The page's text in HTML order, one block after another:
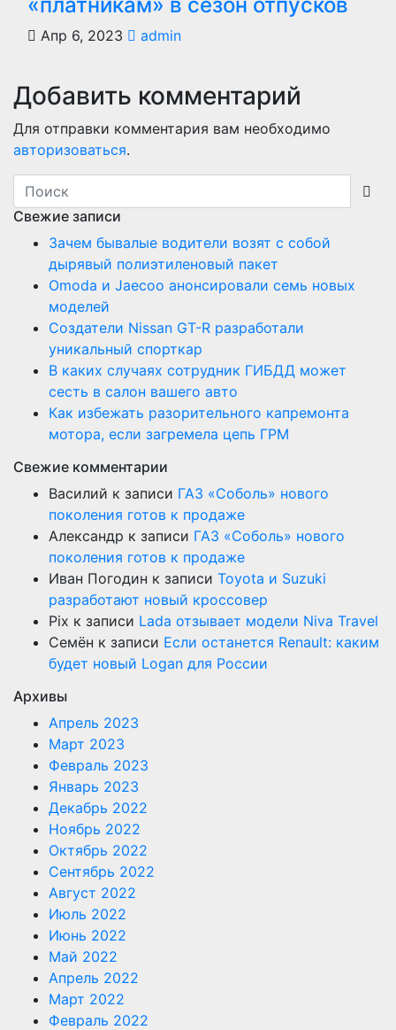
Апр 6, 2023 admin
Добавить комментарий
Для отправки комментария вам необходимо
авторизоваться.
Свежие записи
Зачем бывалые водители возят с собой
дырявый полиэтиленовый пакет
Оmoda и Jaecoo анонсировали семь новых
моделей
Создатели Nissan GT-R разработали
уникальный спорткар
В каких случаях сотрудник ГИБДД может
сесть в салон вашего авто
Как избежать разорительного капремонта
мотора, если загремела цепь ГРМ
Свежие комментарии
Василий к записи ГАЗ «Соболь» нового
поколения готов к продаже
Александр к записи ГАЗ «Соболь» нового
поколения готов к продаже
Иван Погодин к записи Toyota и Suzuki
разработают новый кроссовер
Pix к записи Lada отзывает модели Niva Travel
Семён к записи Если останется Renault: каким
будет новый Logan для России
Архивы
Апрель 2023
Март 2023
Февраль 2023
Январь 2023
Декабрь 2022
Ноябрь 2022
Октябрь 2022
Сентябрь 2022
Август 2022
Июль 2022
Июнь 2022
Май 2022
Апрель 2022
Март 2022
Февраль 2022